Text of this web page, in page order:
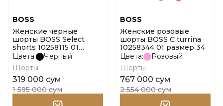
BOSS
Женские черные
шорты BOSS Select
shorts 10258115 01
размер m
Цвета:
Черный
Шорты
319 000 сум
1 595 000 сум
BOSS
Женские розовые
шорты BOSS C turrina
10258344 01 размер 34
Цвета:
Розовый
Шорты
767 000 сум
2 554 000 сум